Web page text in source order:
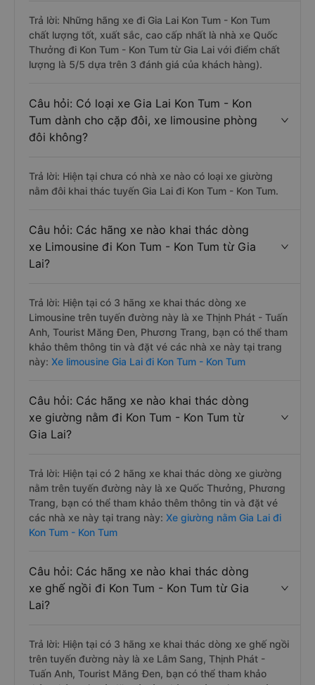
Trả lời: Những hãng xe đi Gia Lai Kon Tum - Kon Tum
chất lượng tốt, xuất sắc, cao cấp nhất là nhà xe Quốc
Thưởng đi Kon Tum - Kon Tum từ Gia Lai với điểm chất
lượng là 5/5 dựa trên 3 đánh giá của khách hàng).
Câu hỏi: Có loại xe Gia Lai Kon Tum - Kon
Tum dành cho cặp đôi, xe limousine phòng
đôi không?
Trả lời: Hiện tại chưa có nhà xe nào có loại xe giường
nằm đôi khai thác tuyến Gia Lai đi Kon Tum - Kon Tum.
Câu hỏi: Các hãng xe nào khai thác dòng
xe Limousine đi Kon Tum - Kon Tum từ Gia
Lai?
Trả lời: Hiện tại có 3 hãng xe khai thác dòng xe
Limousine trên tuyến đường này là xe Thịnh Phát - Tuấn
Anh, Tourist Măng Đen, Phương Trang, bạn có thể tham
khảo thêm thông tin và đặt vé các nhà xe này tại trang
này: Xe limousine Gia Lai đi Kon Tum - Kon Tum
Câu hỏi: Các hãng xe nào khai thác dòng
xe giường nằm đi Kon Tum - Kon Tum từ
Gia Lai?
Trả lời: Hiện tại có 2 hãng xe khai thác dòng xe giường
nằm trên tuyến đường này là xe Quốc Thưởng, Phương
Trang, bạn có thể tham khảo thêm thông tin và đặt vé
các nhà xe này tại trang này: Xe giường nằm Gia Lai đi
Kon Tum - Kon Tum
Câu hỏi: Các hãng xe nào khai thác dòng
xe ghế ngồi đi Kon Tum - Kon Tum từ Gia
Lai?
Trả lời: Hiện tại có 3 hãng xe khai thác dòng xe ghế ngồi
trên tuyến đường này là xe Lâm Sang, Thịnh Phát -
Tuấn Anh, Tourist Măng Đen, bạn có thể tham khảo